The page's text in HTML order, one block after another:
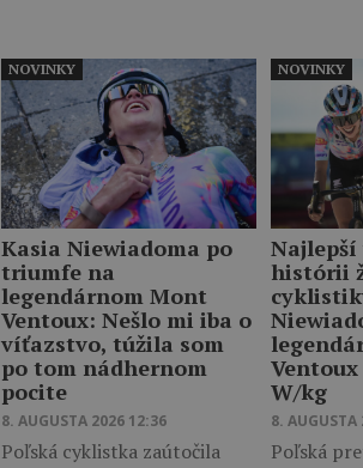
Kasia Niewiadoma po
triumfe na
legendárnom Mont
Ventoux: Nešlo mi iba o
víťazstvo, túžila som
po tom nádhernom
pocite
8. AUGUSTA 2026 12:36
Poľská cyklistka zaútočila
NOVINKY
histórii
W/kg
8.
Poľská
NOVINKY